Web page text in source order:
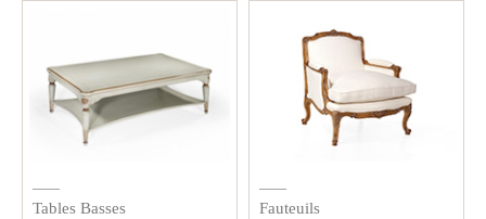
Tables Basses Fauteuils